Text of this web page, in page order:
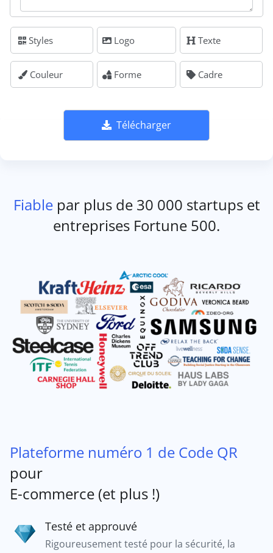
Styles Logo Texte
Couleur Forme Cadre
Télécharger
Fiablepar plus de 30 000 startups et
entreprises Fortune 500.
Plateforme numéro 1 de Code QR
pour
E-commerce (et plus !)
Testé et approuvé
Rigoureusement testé pour la sécurité, la